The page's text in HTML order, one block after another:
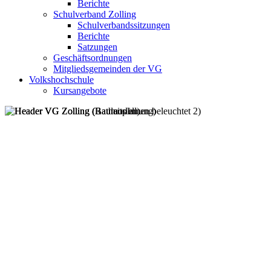
Berichte
Schulverband Zolling
Schulverbandssitzungen
Berichte
Satzungen
Geschäftsordnungen
Mitgliedsgemeinden der VG
Volkshochschule
Kursangebote